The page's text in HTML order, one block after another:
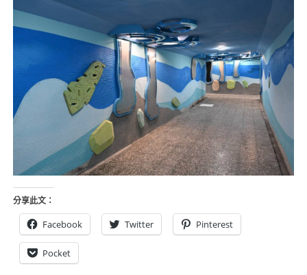
分享此文：
Facebook Twitter Pinterest
Pocket